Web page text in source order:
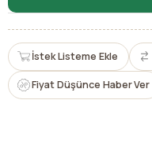
İstek Listeme Ekle
Fiyat Düşünce Haber Ver